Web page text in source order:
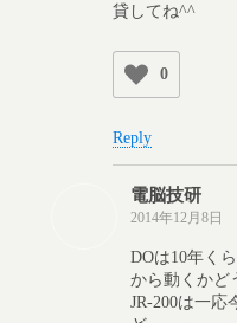
貸してね^^
0
Reply
電脳技研
2014年12月8日
DOは10年く
から動くかど
JR-200は一応